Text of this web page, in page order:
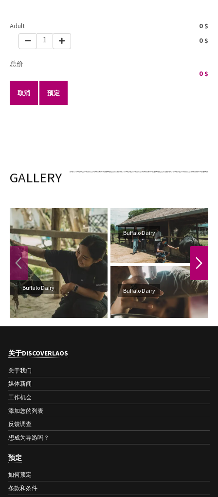
Adult 0 $
1 0 $
总价
0$
取消 预定
GALLERY
PREVIOUS
Buffalo Dairy
Buffalo Dairy
Buffalo Dairy
NEXT
关于DISCOVERLAOS
关于我们
媒体新闻
工作机会
添加您的列表
反馈调查
想成为导游吗？
预定
如何预定
条款和条件